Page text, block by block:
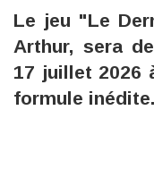
Le jeu "Le
Arthur, sera
17 juillet 2026
formule inédite.